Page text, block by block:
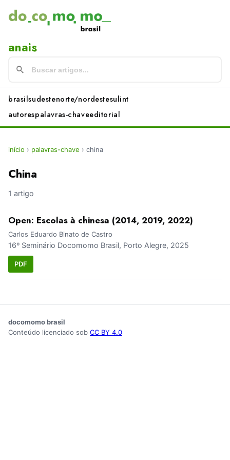
anais
brasilsudestenorte/nordestesulint
autorespalavras-chaveeditorial
início › palavras-chave › china
China
1 artigo
Open: Escolas à chinesa (2014, 2019, 2022)
Carlos Eduardo Binato de Castro
16º Seminário Docomomo Brasil, Porto Alegre, 2025
PDF
docomomo brasil
Conteúdo licenciado sob CC BY 4.0